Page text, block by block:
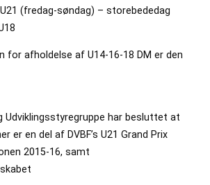
(fredag-søndag) – storebededag
for afholdelse af U14-16-18 DM er den
Udviklingsstyregruppe har besluttet at
er en del af DVBF’s U21 Grand Prix
2015-16, samt